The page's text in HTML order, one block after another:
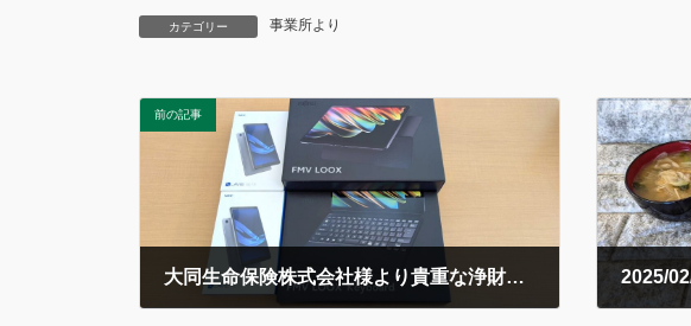
カテゴリー 事業所より
前の記事
大同生命保険株式会社様より貴重な浄財のご寄付！